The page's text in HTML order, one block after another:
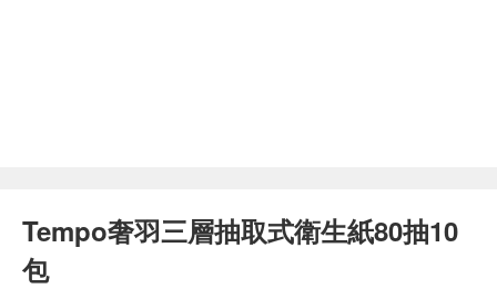
Tempo奢羽三層抽取式衛生紙80抽10
包